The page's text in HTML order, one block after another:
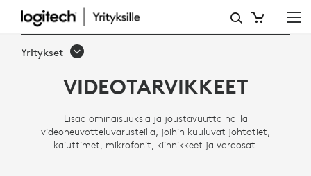
Yritykset
VIDEOTARVIKKEET
Lisää ominaisuuksia ja joustavuutta näillä
videoneuvotteluvarusteilla, joihin kuuluvat johtotiet,
kaiuttimet, mikrofonit, kiinnikkeet ja varaosat.